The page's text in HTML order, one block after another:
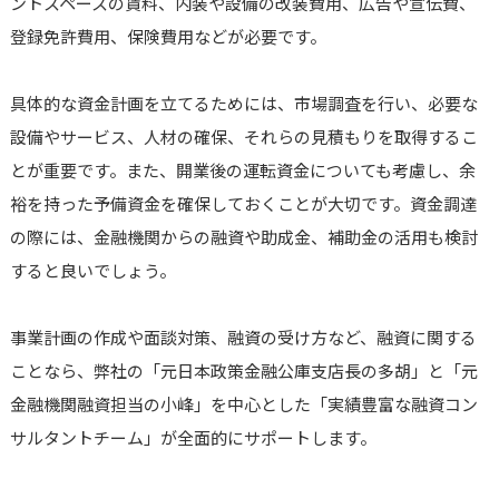
登録免許費用、保険費用などが必要です。
具体的な資金計画を立てるためには、市場調査を行い、必要な
設備やサービス、人材の確保、それらの見積もりを取得するこ
とが重要です。また、開業後の運転資金についても考慮し、余
裕を持った予備資金を確保しておくことが大切です。資金調達
の際には、金融機関からの融資や助成金、補助金の活用も検討
すると良いでしょう。
事業計画の作成や面談対策、融資の受け方など、融資に関する
ことなら、弊社の「元日本政策金融公庫支店長の多胡」と「元
金融機関融資担当の小峰」を中心とした「実績豊富な融資コン
サルタントチーム」が全面的にサポートします。